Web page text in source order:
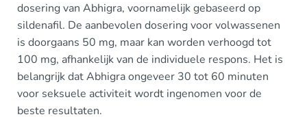
dosering van Abhigra, voornamelijk gebaseerd op
sildenafil. De aanbevolen dosering voor volwassenen
is doorgaans 50 mg, maar kan worden verhoogd tot
100 mg, afhankelijk van de individuele respons. Het is
belangrijk dat Abhigra ongeveer 30 tot 60 minuten
voor seksuele activiteit wordt ingenomen voor de
beste resultaten.